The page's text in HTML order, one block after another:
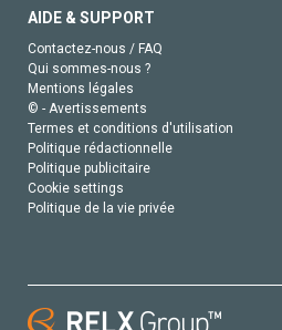
AIDE & SUPPORT
Contactez-nous / FAQ
Qui sommes-nous ?
Mentions légales
© - Avertissements
Termes et conditions d'utilisation
Politique rédactionnelle
Politique publicitaire
Cookie settings
Politique de la vie privée